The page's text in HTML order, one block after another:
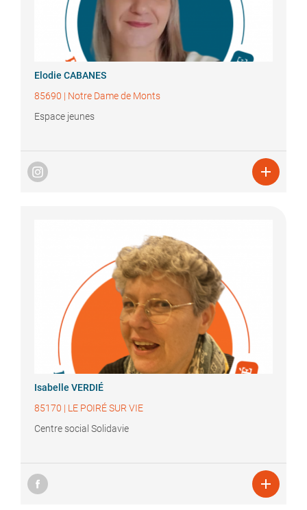
Elodie CABANES
85690 | Notre Dame de Monts
Espace jeunes

Isabelle VERDIÉ
85170 | LE POIRÉ SUR VIE
Centre social Solidavie
